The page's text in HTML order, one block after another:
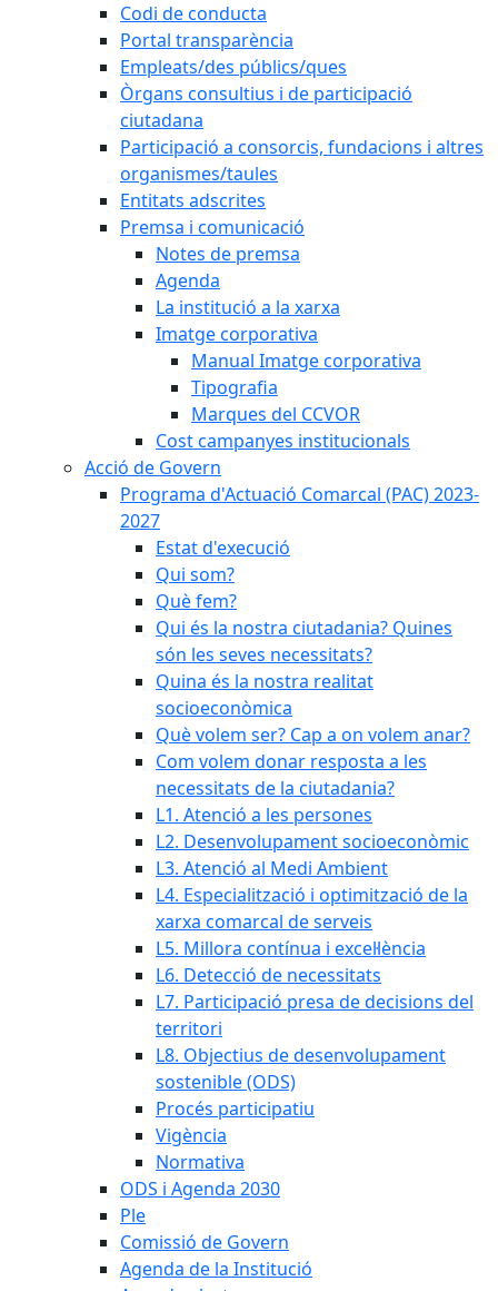
Codi de conducta
Portal transparència
Empleats/des públics/ques
Òrgans consultius i de participació
ciutadana
Participació a consorcis, fundacions i altres
organismes/taules
Entitats adscrites
Premsa i comunicació
Notes de premsa
Agenda
La institució a la xarxa
Imatge corporativa
Manual Imatge corporativa
Tipografia
Marques del CCVOR
Cost campanyes institucionals
Acció de Govern
Programa d'Actuació Comarcal (PAC) 2023-
2027
Estat d'execució
Qui som?
Què fem?
Qui és la nostra ciutadania? Quines
són les seves necessitats?
Quina és la nostra realitat
socioeconòmica
Què volem ser? Cap a on volem anar?
Com volem donar resposta a les
necessitats de la ciutadania?
L1. Atenció a les persones
L2. Desenvolupament socioeconòmic
L3. Atenció al Medi Ambient
L4. Especialització i optimització de la
xarxa comarcal de serveis
L5. Millora contínua i excel·lència
L6. Detecció de necessitats
L7. Participació presa de decisions del
territori
L8. Objectius de desenvolupament
sostenible (ODS)
Procés participatiu
Vigència
Normativa
ODS i Agenda 2030
Ple
Comissió de Govern
Agenda de la Institució